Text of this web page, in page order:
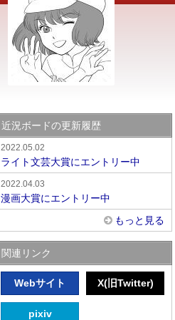
近況ボードの更新履歴
2022.05.02
ライト文芸大賞にエントリー中
2022.04.03
漫画大賞にエントリー中
もっと見る
関連リンク
Webサイト X(旧Twitter)
pixiv